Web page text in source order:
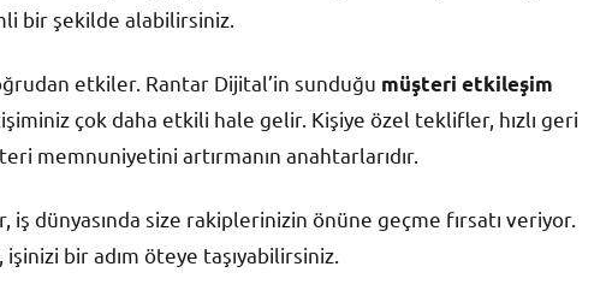
bir şekilde alabilirsiniz.
etkiler. Rantar Dijital’in sunduğu müşteri etkileşim
çok daha etkili hale gelir. Kişiye özel teklifler, hızlı geri
memnuniyetini artırmanın anahtarlarıdır.
iş dünyasında size rakiplerinizin önüne geçme fırsatı veriyor.
bir adım öteye taşıyabilirsiniz.